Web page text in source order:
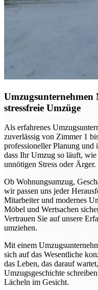
stressfreie Umzüge
Als erfahrenes
zuverlässig von Zimmer 1
professioneller Planung
dass Ihr Umzug so läuft,
unnötigen Stress oder Ärger.
Ob Wohnungsumzug,
wir passen uns jeder
Mitarbeiter und modernes
Möbel und Wertsachen
Vertrauen Sie auf unsere
umziehen.
Mit einem
sich auf das Wesentliche
das Leben, das darauf
Umzugsgeschichte
Lächeln im Gesicht.